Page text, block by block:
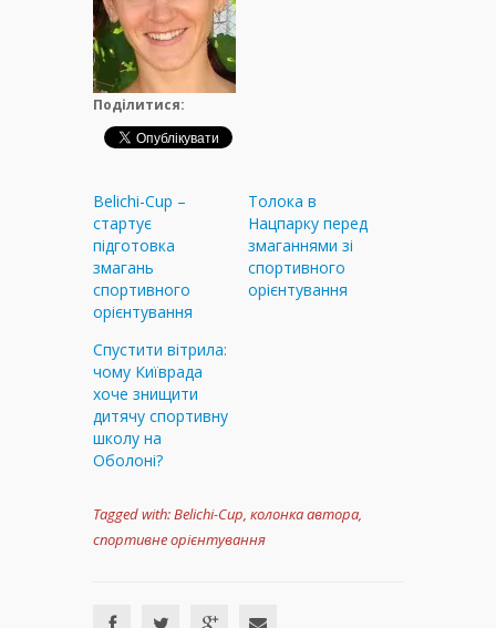
Поділитися:
Belichi-Cup –
стартує
підготовка
змагань
спортивного
орієнтування
Толока в
Нацпарку перед
змаганнями зі
спортивного
орієнтування
Спустити вітрила:
чому Київрада
хоче знищити
дитячу спортивну
школу на
Оболоні?
Tagged with:Belichi-Cup, колонка автора,
спортивне орієнтування